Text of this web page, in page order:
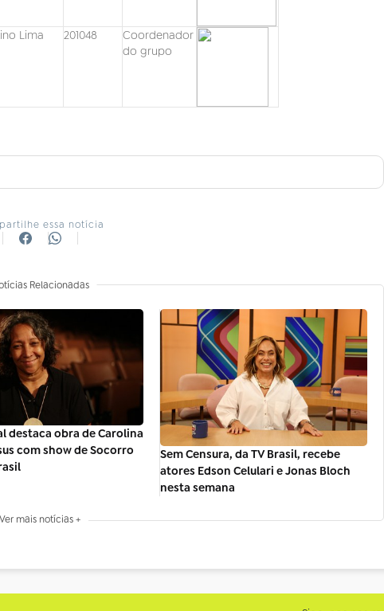
Lima 201048
Coordenador
do grupo
essa notícia
Relacionadas
destaca obra de Carolina
com show de Socorro
Sem Censura, da TV Brasil, recebe
atores Edson Celulari e Jonas Bloch
nesta semana
Ver mais notícias +